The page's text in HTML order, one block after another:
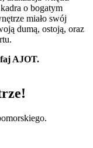
o bogatym
miało swój
dumą, ostoją, oraz
AJOT.